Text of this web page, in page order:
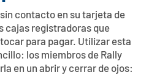
contacto en su tarjeta de
cajas registradoras que
para pagar. Utilizar esta
los miembros de Rally
en un abrir y cerrar de ojos: